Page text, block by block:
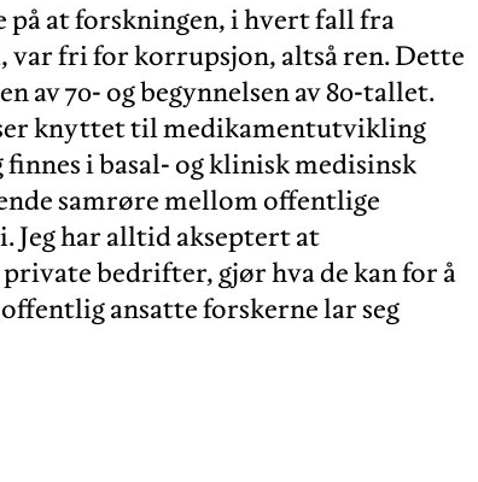
at forskningen, i hvert fall fra
var fri for korrupsjon, altså ren. Dette
av 70- og begynnelsen av 80-tallet.
knyttet til medikamentutvikling
i basal- og klinisk medisinsk
samrøre mellom offentlige
har alltid akseptert at
bedrifter, gjør hva de kan for å
ansatte forskerne lar seg